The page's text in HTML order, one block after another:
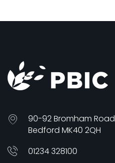
90-92 Bromham Road
Bedford MK40 2QH
01234 328100